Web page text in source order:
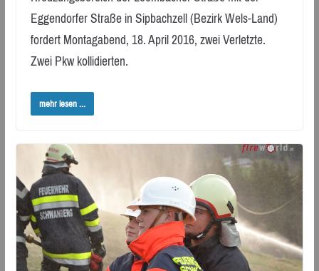
Eggendorfer Straße in Sipbachzell (Bezirk Wels-Land)
fordert Montagabend, 18. April 2016, zwei Verletzte.
Zwei Pkw kollidierten.
mehr lesen ...